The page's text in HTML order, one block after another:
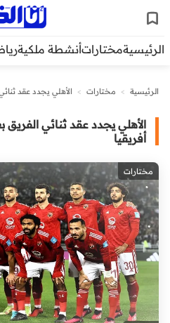
الرئيسيةمختاراتأنشطة ملكية
الرئيسية > مختارات > الأهلي يجدد عقد
الأهلي يجدد عقد ثنائي
أفريقيا
مختارات